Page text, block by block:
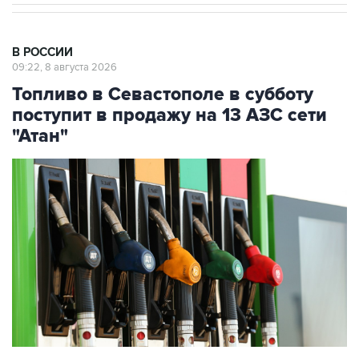
В РОССИИ
09:22, 8 августа 2026
Топливо в Севастополе в субботу
поступит в продажу на 13 АЗС сети
"Атан"